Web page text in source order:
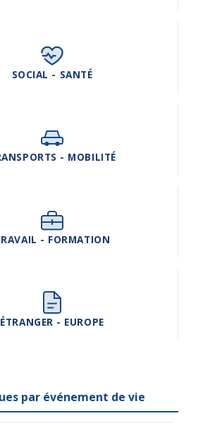
SOCIAL - SANTÉ
- MOBILITÉ
- FORMATION
ÉTRANGER - EUROPE
par événement de vie